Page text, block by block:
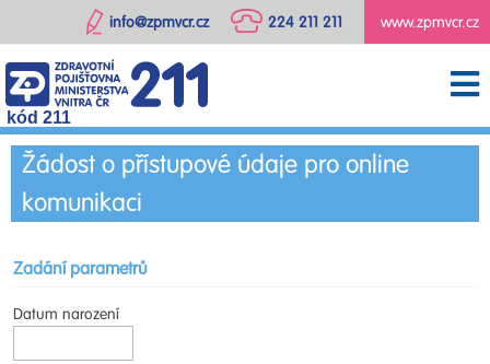
www.zpmvcr.cz
224 211 211
info@zpmvcr.cz
kód 211
Žádost o přístupové údaje pro online
komunikaci
Zadání parametrů
Datum narození